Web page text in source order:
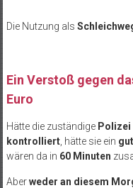
Die Nutzung als
Ein Verstoß gegen
Euro
Hätte die zuständige Polizei
kontrolliert, hätte sie ein
wären da in 60 Minuten
Aberweder an diesem